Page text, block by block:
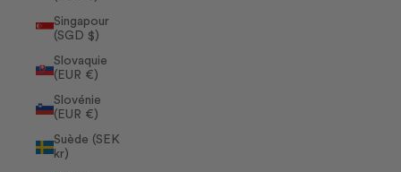
Singapour
(SGD $)
Slovaquie
(EUR €)
Slovénie
(EUR €)
Suède (SEK
kr)